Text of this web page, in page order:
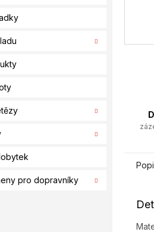
pro dopravníky